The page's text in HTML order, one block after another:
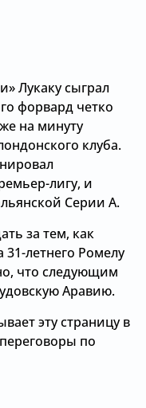
Лукаку сыграл
форвард четко
на минуту
клуба.
лигу, и
Серии А.
за тем, как
летнего Ромелу
что следующим
Аравию.
эту страницу в
по